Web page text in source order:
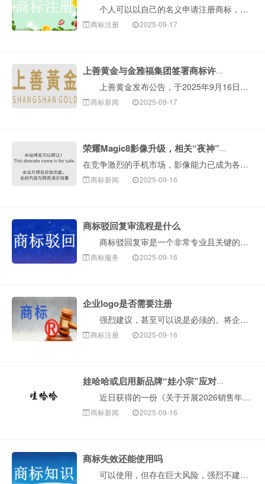
个人可以以自己的名义申请注册商标，但这并不是毫无条件的。个人申请商标需要满足一定的法律规定，核心在于证明申请商标是用于生产经营活动，而不仅仅是出于···
商标注册 2025-09-17
上善黄金与金雅福集团签署商标许可协议
上善黄金发布公告，于2025年9月16日，深圳金雅福控股集团有限公司(金雅福集团)作为许可方已与本公司全资附属公司香港上善科技发展有限公司(上善科···
商标新闻 2025-09-17
荣耀Magic8影像升级，相关“夜神”商标已布局！
在竞争激烈的手机市场，影像能力已成为各大品牌角逐的焦点。近期，荣耀终端股份有限公司（简称荣耀）的CEO官宣预热了Magic8系列新机，并透露了“两亿长···
商标新闻 2025-09-16
商标驳回复审流程是什么
商标驳回复审是一个非常专业且关键的流程。当您提交的商标注册申请被国家知识产权局商标局部分或全部驳回后，如果您不认可这个驳回决定，就可以通过申请复审···
商标服务 2025-09-16
企业logo是否需要注册
强烈建议，甚至可以说是必须的。将企业Logo注册为商标，是企业保护自身品牌资产最核心、最有效的一步。下面构卓企服为您详细解释为什么、如何做以及注意···
商标注册 2025-09-16
娃哈哈或启用新品牌“娃小宗”应对商标风险
近日获得的一份《关于开展2026销售年度经销商沟通工作的通知》显示，自娃哈哈集团创始人离世后，公司正努力推进解决历史遗留问题。为维护“娃哈哈”品牌···
商标新闻 2025-09-16
商标失效还能使用吗
可以使用，但存在巨大风险，强烈不建议这样做。“商标失效”意味着它不再享受商标法的专用权保护。然而，这并不等于这个标识就可以被任何人安全无忧地使用了···